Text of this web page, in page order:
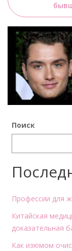
Поиск
Профессии для
Китайская
доказательная
Как изюмом